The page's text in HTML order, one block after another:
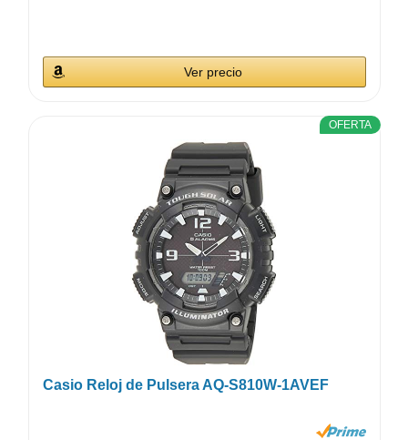
Ver precio
OFERTA
Casio Reloj de Pulsera AQ-S810W-1AVEF